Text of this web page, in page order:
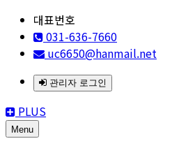
대표번호
031-636-7660
uc6650@hanmail.net
관리자 로그인
PLUS
Menu